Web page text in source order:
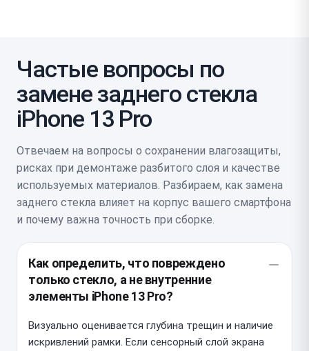
Частые вопросы по
замене заднего стекла
iPhone 13 Pro
Отвечаем на вопросы о сохранении влагозащиты,
рисках при демонтаже разбитого слоя и качестве
используемых материалов. Разбираем, как замена
заднего стекла влияет на корпус вашего смартфона
и почему важна точность при сборке.
Как определить, что повреждено
только стекло, а не внутренние
элементы iPhone 13 Pro?
Визуально оценивается глубина трещин и наличие
искривлений рамки. Если сенсорный слой экрана